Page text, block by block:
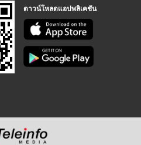
ดาวน์โหลดแอปพลิเคชัน